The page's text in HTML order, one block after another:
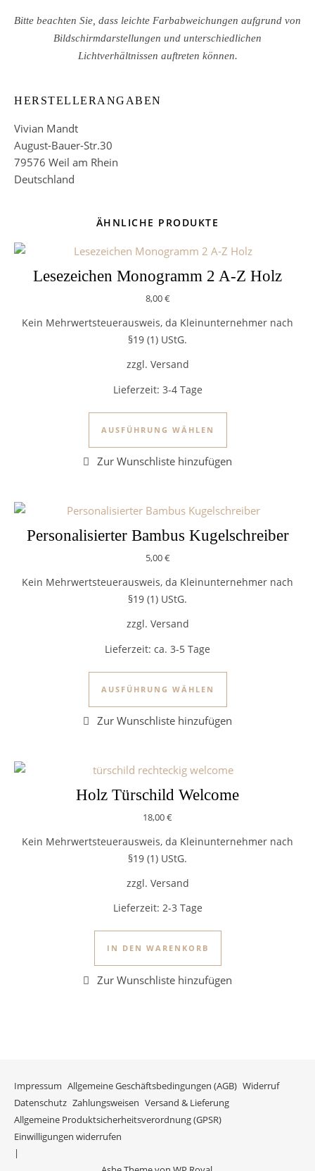
Bitte beachten Sie, dass leichte Farbabweichungen aufgrund von
Bildschirmdarstellungen und unterschiedlichen
Lichtverhältnissen auftreten können.
HERSTELLERANGABEN
Vivian Mandt
August-Bauer-Str.30
79576 Weil am Rhein
Deutschland
ÄHNLICHE PRODUKTE
Lesezeichen Monogramm 2 A-Z Holz
8,00€
Kein Mehrwertsteuerausweis, da Kleinunternehmer nach
§19 (1) UStG.
zzgl. Versand
Lieferzeit: 3-4 Tage
AUSFÜHRUNG WÄHLEN
Dieses Produkt
Personalisierter Bambus Kugelschreiber
5,00€
Kein Mehrwertsteuerausweis, da Kleinunternehmer nach
§19 (1) UStG.
zzgl. Versand
Lieferzeit: ca. 3-5 Tage
AUSFÜHRUNG WÄHLEN
Dieses Produkt
Holz Türschild Welcome
18,00€
Kein Mehrwertsteuerausweis, da Kleinunternehmer nach
§19 (1) UStG.
zzgl. Versand
Lieferzeit: 2-3 Tage
IN DEN WARENKORB
Impressum Allgemeine Geschäftsbedingungen (AGB) Widerruf
Datenschutz Zahlungsweisen Versand & Lieferung
Allgemeine Produktsicherheitsverordnung (GPSR)
Einwilligungen widerrufen